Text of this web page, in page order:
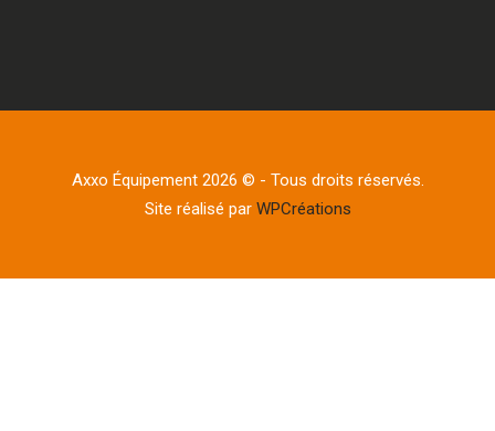
Axxo Équipement 2026 © - Tous droits réservés.
Site réalisé par WPCréations